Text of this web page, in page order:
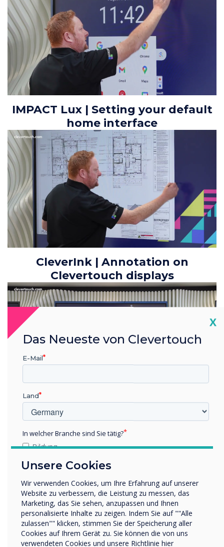
IMPACT Lux | Setting your default
home interface
CleverInk | Annotation on
Clevertouch displays
Clevershare | Screen sharing with
Clevertouch interactive displays
Unsere Cookies
Wir verwenden Cookies, um Ihre Erfahrung auf unserer
Website zu verbessern, die Leistung zu messen, das
Marketing, das Sie sehen, anzupassen und Ihnen
personalisierte Inhalte zu zeigen. Indem Sie auf ""Alle
zulassen"" klicken, stimmen Sie der Speicherung aller
Cookies auf Ihrem Gerät zu. Sie können die von uns
verwendeten Cookies und unsere Richtlinie hier
X
Das Neueste von Clevertouch
E-Mail
Land
In welcher Branche sind Sie tätig?
Bildung
Sonstiges
Name Unternehmen/Einrichtung
Wir möchten Sie gerne per E-Mail, Telefon oder Post
bezüglich unserer Produkte und Dienstleistungen
kontaktieren.